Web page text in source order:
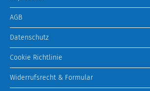
AGB
Datenschutz
Cookie Richtlinie
Widerrufsrecht & Formular